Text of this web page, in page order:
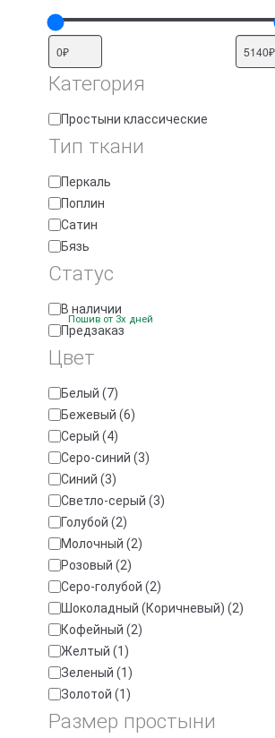
Категория
Категория
Простыни классические
Тип ткани
Тип
ткани
Перкаль
Поплин
Cатин
Бязь
Статус
Доступность
В наличии
Предзаказ
Пошив от 3х дней
Цвет
Цвет
Белый (7)
Бежевый (6)
Серый (4)
Серо-синий (3)
Синий (3)
Светло-серый (3)
Голубой (2)
Молочный (2)
Розовый (2)
Серо-голубой (2)
Шоколадный (Коричневый) (2)
Кофейный (2)
Желтый (1 )
Зеленый (1 )
Золотой (1 )
Размер простыни